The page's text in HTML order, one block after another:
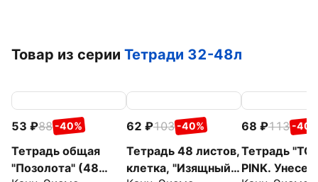
Товар из серии Тетради 32-48л
53 88 -40%
Тетрадь общая
"Позолота" (48
62 103 -40%
Тетрадь 48 листов,
клетка, "Изящный
68 113 -
Тетрадь
PINK.